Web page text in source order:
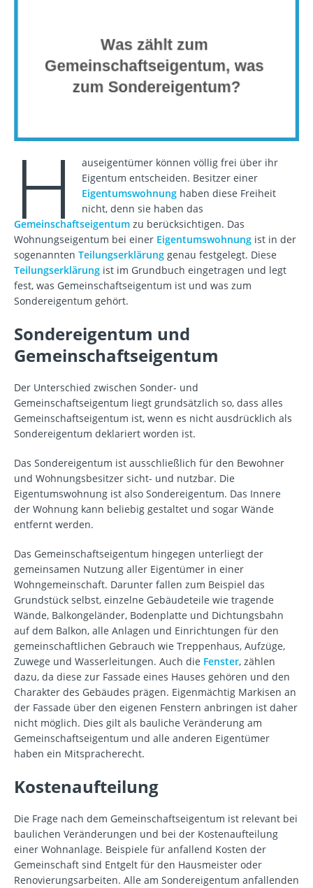
H
auseigentümer können völlig frei über ihr
Eigentum entscheiden. Besitzer einer
Eigentumswohnunghaben diese Freiheit
nicht, denn sie haben das
Gemeinschaftseigentum zu berücksichtigen. Das
Wohnungseigentum bei einer Eigentumswohnung ist in der
sogenannten Teilungserklärung genau festgelegt. Diese
Teilungserklärung ist im Grundbuch eingetragen und legt
fest, was Gemeinschaftseigentum ist und was zum
Sondereigentum gehört.
Sondereigentum und
Gemeinschaftseigentum
Der Unterschied zwischen Sonder- und
Gemeinschaftseigentum liegt grundsätzlich so, dass alles
Gemeinschaftseigentum ist, wenn es nicht ausdrücklich als
Sondereigentum deklariert worden ist.
Das Sondereigentum ist ausschließlich für den Bewohner
und Wohnungsbesitzer sicht- und nutzbar. Die
Eigentumswohnung ist also Sondereigentum. Das Innere
der Wohnung kann beliebig gestaltet und sogar Wände
entfernt werden.
Das Gemeinschaftseigentum hingegen unterliegt der
gemeinsamen Nutzung aller Eigentümer in einer
Wohngemeinschaft. Darunter fallen zum Beispiel das
Grundstück selbst, einzelne Gebäudeteile wie tragende
Wände, Balkongeländer, Bodenplatte und Dichtungsbahn
auf dem Balkon, alle Anlagen und Einrichtungen für den
gemeinschaftlichen Gebrauch wie Treppenhaus, Aufzüge,
Zuwege und Wasserleitungen. Auch die Fenster, zählen
dazu, da diese zur Fassade eines Hauses gehören und den
Charakter des Gebäudes prägen. Eigenmächtig Markisen an
der Fassade über den eigenen Fenstern anbringen ist daher
nicht möglich. Dies gilt als bauliche Veränderung am
Gemeinschaftseigentum und alle anderen Eigentümer
haben ein Mitspracherecht.
Kostenaufteilung
Die Frage nach dem Gemeinschaftseigentum ist relevant bei
baulichen Veränderungen und bei der Kostenaufteilung
einer Wohnanlage. Beispiele für anfallend Kosten der
Gemeinschaft sind Entgelt für den Hausmeister oder
Renovierungsarbeiten. Alle am Sondereigentum anfallenden